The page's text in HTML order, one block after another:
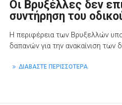
Οι Βρυξέλλες δεν
συντήρηση του
Η περιφέρεια των Βρυξελλών
δαπανών για την ανακαίνιση των
ΔΙΑΒΑΣΤΕ ΠΕΡΙΣΣΟΤΕΡΑ